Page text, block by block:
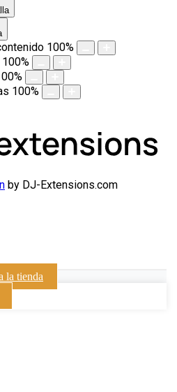
100%
100%
%
100%
by DJ-Extensions.com
la tienda